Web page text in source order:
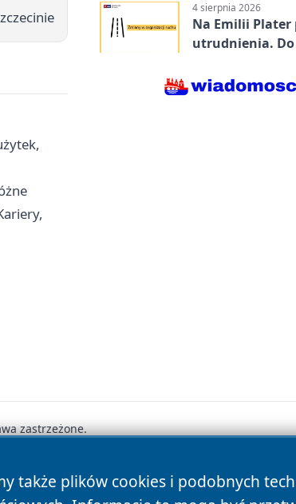
4 sierpnia 2026
Na Emilii Plater
utrudnienia. Do
także plików cookies i podobnych
zastrzeżone.
Cookies